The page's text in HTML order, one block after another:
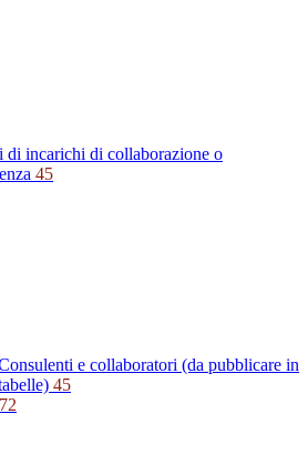
di incarichi di collaborazione o
45
e collaboratori (da pubblicare in
45